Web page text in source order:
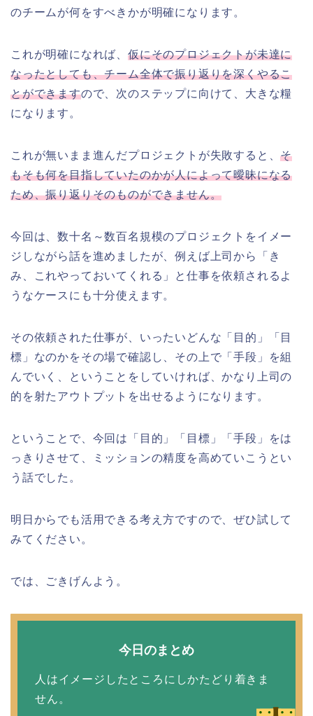
のチームが何をすべきかが明確になります。
これが明確になれば、 仮にそのプロジェクトが未達に
なったとしても、チーム全体で振り返りを深くやるこ
とができますので、次のステップに向けて、大きな糧
になります。
これが無いまま進んだプロジェクトが失敗すると、そ
もそも何を目指していたのかが人によって曖昧になる
ため、振り返りそのものができません。
今回は、数十名～数百名規模のプロジェクトをイメー
ジしながら話を進めましたが、例えば上司から「き
み、これやっておいてくれる」と仕事を依頼されるよ
うなケースにも十分使えます。
その依頼された仕事が、いったいどんな「目的」「目
標」なのかをその場で確認し、その上で「手段」を組
んでいく、ということをしていければ、かなり上司の
的を射たアウトプットを出せるようになります。
ということで、今回は「目的」「目標」「手段」をは
っきりさせて、ミッションの精度を高めていこうとい
う話でした。
明日からでも活用できる考え方ですので、ぜひ試して
みてください。
では、ごきげんよう。
今日のまとめ
人はイメージしたところにしかたどり着きま
せん。